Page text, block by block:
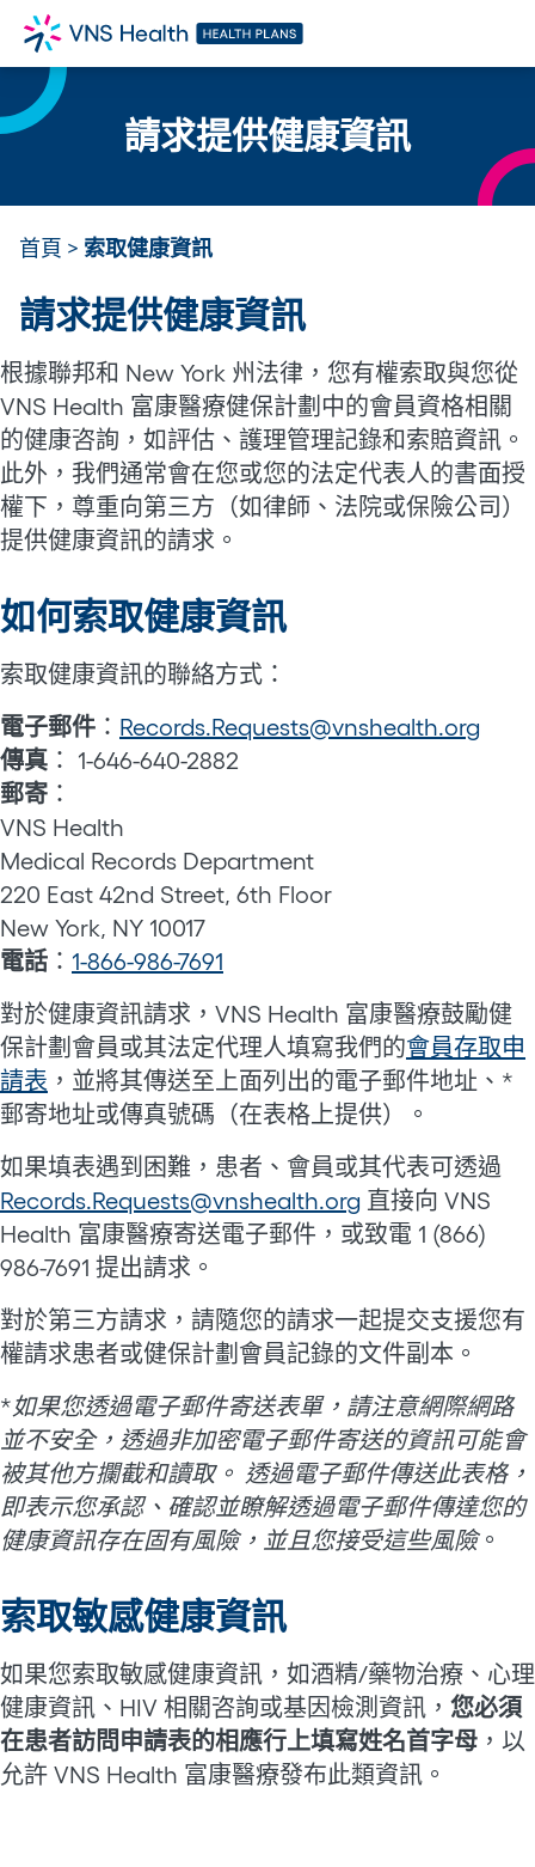
請求提供健康資訊
首頁 > 索取健康資訊
請求提供健康資訊
根據聯邦和 New York 州法律，您有權索取與您從
VNS Health 富康醫療健保計劃中的會員資格相關
的健康咨詢，如評估、護理管理記錄和索賠資訊。
此外，我們通常會在您或您的法定代表人的書面授
權下，尊重向第三方（如律師、法院或保險公司）
提供健康資訊的請求。
如何索取健康資訊
索取健康資訊的聯絡方式：
電子郵件 ： Records.Requests@vnshealth.org
傳真 ： 1-646-640-2882
郵寄 ：
VNS Health
Medical Records Department
220 East 42nd Street, 6th Floor
New York, NY 10017
電話 ： 1-866-986-7691
對於健康資訊請求，VNS Health 富康醫療鼓勵健
保計劃會員或其法定代理人填寫我們的會員存取申
請表 ，並將其傳送至上面列出的電子郵件地址、*
郵寄地址或傳真號碼（在表格上提供）。
如果填表遇到困難，患者、會員或其代表可透過
Records.Requests@vnshealth.org 直接向 VNS
Health 富康醫療寄送電子郵件，或致電 1 (866)
986-7691 提出請求。
對於第三方請求，請隨您的請求一起提交支援您有
權請求患者或健保計劃會員記錄的文件副本。
*如果您透過電子郵件寄送表單，請注意網際網路
並不安全，透過非加密電子郵件寄送的資訊可能會
被其他方攔截和讀取。 透過電子郵件傳送此表格，
即表示您承認、確認並瞭解透過電子郵件傳達您的
健康資訊存在固有風險，並且您接受這些風險。
索取敏感健康資訊
如果您索取敏感健康資訊，如酒精/藥物治療、心理
健康資訊、HIV 相關咨詢或基因檢測資訊， 您必須
在患者訪問申請表的相應行上填寫姓名首字母 ，以
允許 VNS Health 富康醫療發布此類資訊。